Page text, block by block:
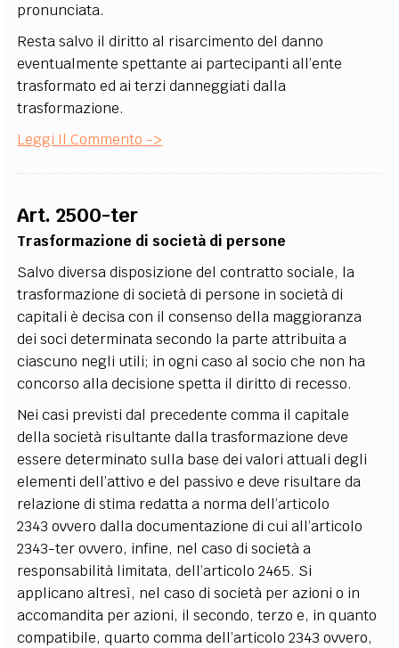
pronunciata.
Resta salvo il diritto al risarcimento del danno
eventualmente spettante ai partecipanti all’ente
trasformato ed ai terzi danneggiati dalla
trasformazione.
Leggi Il Commento ->
Art. 2500-ter
Trasformazione di società di persone
Salvo diversa disposizione del contratto sociale, la
trasformazione di società di persone in società di
capitali è decisa con il consenso della maggioranza
dei soci determinata secondo la parte attribuita a
ciascuno negli utili; in ogni caso al socio che non ha
concorso alla decisione spetta il diritto di recesso.
Nei casi previsti dal precedente comma il capitale
della società risultante dalla trasformazione deve
essere determinato sulla base dei valori attuali degli
elementi dell’attivo e del passivo e deve risultare da
relazione di stima redatta a norma dell’articolo
2343 ovvero dalla documentazione di cui all’articolo
2343-ter ovvero, infine, nel caso di società a
responsabilità limitata, dell’articolo 2465. Si
applicano altresì, nel caso di società per azioni o in
accomandita per azioni, il secondo, terzo e, in quanto
compatibile, quarto comma dell’articolo 2343 ovvero,